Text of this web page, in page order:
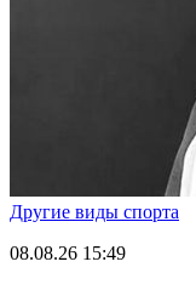
Другие виды спорта
08.08.26 15:49